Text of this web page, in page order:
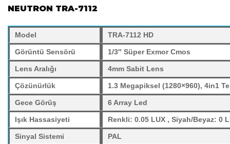
NEUTRON TRA-7112
Model TRA-7112 HD
Görüntü Sensörü 1/3″ Süper Exmor Cmos
Lens Aralığı 4mm Sabit Lens
Çözünürlük 1.3 Megapiksel (1280×960), 4in1
Gece Görüş 6 Array Led
Işık Hassasiyeti Renkli: 0.05 LUX , Siyah/Beyaz: 0
Sinyal Sistemi PAL